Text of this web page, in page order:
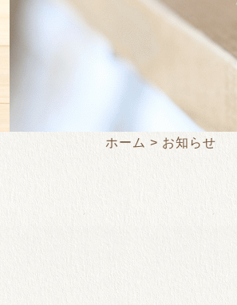
ホーム お知らせ